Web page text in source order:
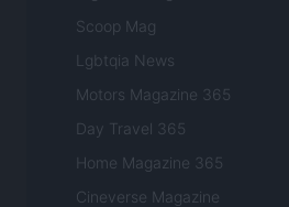
Scoop Mag
Lgbtqia News
Motors Magazine 365
Day Travel 365
Home Magazine 365
Cineverse Magazine